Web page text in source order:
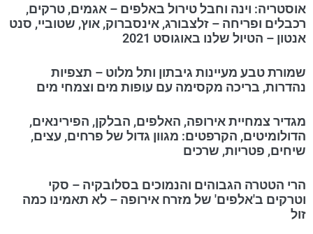
אוסטריה: וינה וחבל טירול באלפים – אגמים, טרקים,
רכבלים ופריחה – זלצבורג, אינסברוק, אוץ, שטוביי, סנט
אנטון – הטיול שלנו באוגוסט 2021
שמורת טבע מעיינות גיבתון ותל מלוט – תצפיות
נהדרות, בריכה מקסימה עם עופות מים וצמחי מים
מגדיר צמחיית אירופה, האלפים, הבלקן, הפירינאים,
הדולומיטים, הקרפטים: מגוון גדול של פרחים, עצים,
שיחים, פטריות, שרכים
הרי הטטרה הגבוהים והנמוכים בסלובקיה – סקי
וטרקים ב'אלפים' של מזרח אירופה – לא תאמינו כמה
זול